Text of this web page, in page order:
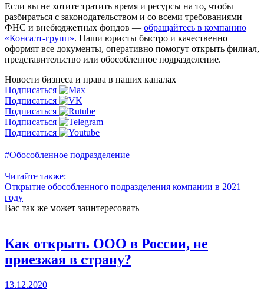
Если вы не хотите тратить время и ресурсы на то, чтобы
разбираться с законодательством и со всеми требованиями
ФНС и внебюджетных фондов — обращайтесь в компанию
«Консалт-групп». Наши юристы быстро и качественно
оформят все документы, оперативно помогут открыть филиал,
представительство или обособленное подразделение.
Новости бизнеса и права в наших каналах
Подписаться
Подписаться
Подписаться
Подписаться
Подписаться
#Обособленное подразделение
Читайте также:
Открытие обособленного подразделения компании в 2021
году
Вас так же может заинтересовать
Как открыть ООО в России, не
приезжая в страну?
13.12.2020